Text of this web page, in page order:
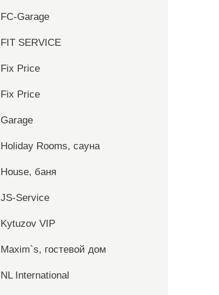
FC-Garage
FIT SERVICE
Fix Price
Fix Price
Garage
Holiday Rooms, сауна
House, баня
JS-Service
Kytuzov VIP
Maxim`s, гостевой дом
NL International